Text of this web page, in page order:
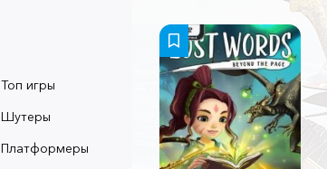
Топ игры
Шутеры
Платформеры